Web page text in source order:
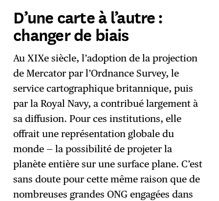
D’une carte à l’autre :
changer de biais
Au XIXe siècle, l’adoption de la projection
de Mercator par l’Ordnance Survey, le
service cartographique britannique, puis
par la Royal Navy, a contribué largement à
sa diffusion. Pour ces institutions, elle
offrait une représentation globale du
monde — la possibilité de projeter la
planète entière sur une surface plane. C’est
sans doute pour cette même raison que de
nombreuses grandes ONG engagées dans